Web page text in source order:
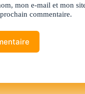
mon e-mail et mon
commentaire.